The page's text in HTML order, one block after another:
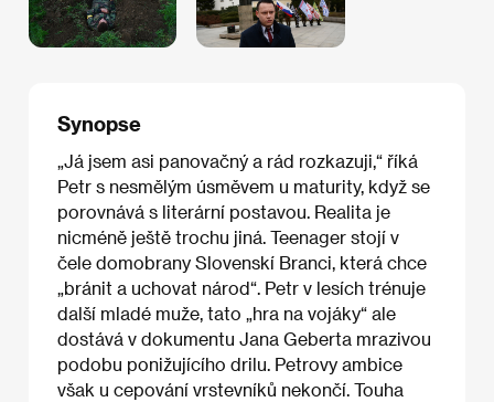
Synopse
„Já jsem asi panovačný a rád rozkazuji,“ říká
Petr s nesmělým úsměvem u maturity, když se
porovnává s literární postavou. Realita je
nicméně ještě trochu jiná. Teenager stojí v
čele domobrany Slovenskí Branci, která chce
„bránit a uchovat národ“. Petr v lesích trénuje
další mladé muže, tato „hra na vojáky“ ale
dostává v dokumentu Jana Geberta mrazivou
podobu ponižujícího drilu. Petrovy ambice
však u cepování vrstevníků nekončí. Touha